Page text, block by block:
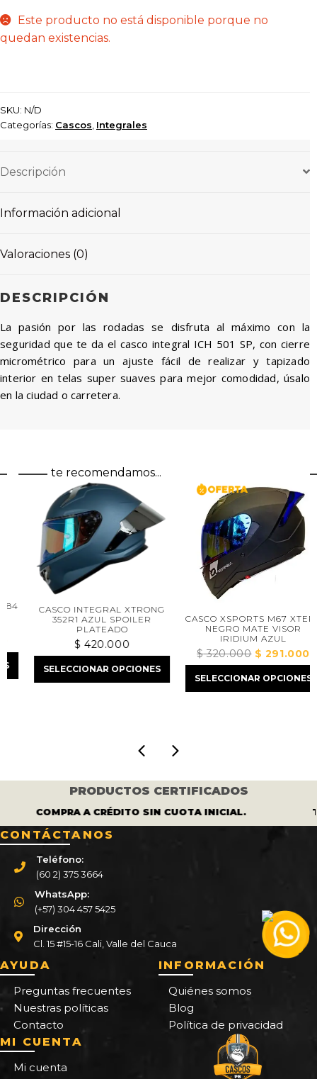
Este producto no está disponible porque no
quedan existencias.
SKU: N/D
Categorías: Cascos Integrales
Descripción
Información adicional
Valoraciones (0)
DESCRIPCIÓN
La pasión por las rodadas se disfruta al máximo con la
seguridad que te da el casco integral ICH 501 SP, con cierre
micrométrico para un ajuste fácil de realizar y tapizado
interior en telas super suaves para mejor comodidad, úsalo
en la ciudad o carretera.
te recomendamos...
CASCO INTEGRAL XTRONG
352R1 AZUL SPOILER
PLATEADO
420.000
SELECCIONAR OPCIONES
CASCO XSPORTS M67 XTEPS
NEGRO MATE VISOR
IRIDIUM AZUL
320.000El
precio
original
$291.000El
SELECCIONAR OPCIONES
PRODUCTOS CERTIFICADOS
COMPRA A CRÉDITO SIN CUOTA INICIAL.
CONTÁCTANOS
Teléfono:
(60 2) 375 3664
WhatsApp:
(+57) 304 457 5425
Dirección
Cl. 15 #15-16 Cali, Valle del Cauca
AYUDA
Preguntas frecuentes
Nuestras políticas
Contacto
INFORMACIÓN
Quiénes somos
Blog
Política de privacidad
MI CUENTA
Mi cuenta